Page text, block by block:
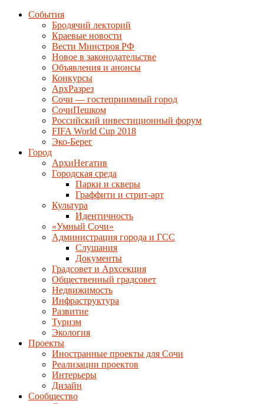
События
Бродячий лекторий
Краевые новости
Вести Минстроя РФ
Новое в законодательстве
Объявления и анонсы
Конкурсы
АрхРазрез
Сочи — гостеприимный город
СочиПешком
Российский инвестиционный форум
FIFA World Cup 2018
Эко-Берег
Город
АрхиНегатив
Городская среда
Парки и скверы
Граффити и стрит-арт
Культура
Идентичность
«Умный Сочи»
Администрация города и ГСС
Слушания
Документы
Градсовет и Архсекция
Общественный градсовет
Недвижимость
Инфраструктура
Развитие
Туризм
Экология
Проекты
Иностранные проекты для Сочи
Реализации проектов
Интерьеры
Дизайн
Сообщество